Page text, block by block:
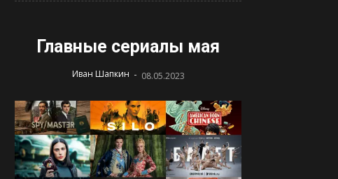
Главные сериалы мая
Иван Шапкин - 08.05.2023